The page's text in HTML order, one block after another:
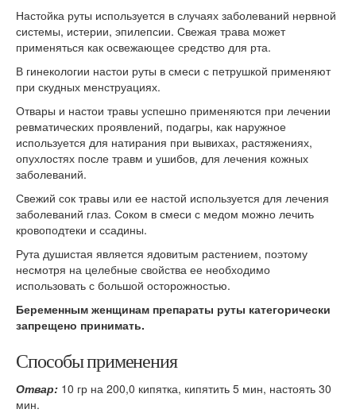
Настойка руты используется в случаях заболеваний нервной
системы, истерии, эпилепсии. Свежая трава может
применяться как освежающее средство для рта.
В гинекологии настои руты в смеси с петрушкой применяют
при скудных менструациях.
Отвары и настои травы успешно применяются при лечении
ревматических проявлений, подагры, как наружное
используется для натирания при вывихах, растяжениях,
опухлостях после травм и ушибов, для лечения кожных
заболеваний.
Свежий сок травы или ее настой используется для лечения
заболеваний глаз. Соком в смеси с медом можно лечить
кровоподтеки и ссадины.
Рута душистая является ядовитым растением, поэтому
несмотря на целебные свойства ее необходимо
использовать с большой осторожностью.
Беременным женщинам препараты руты категорически
запрещено принимать.
Способы применения
Отвар: 10 гр на 200,0 кипятка, кипятить 5 мин, настоять 30
мин.